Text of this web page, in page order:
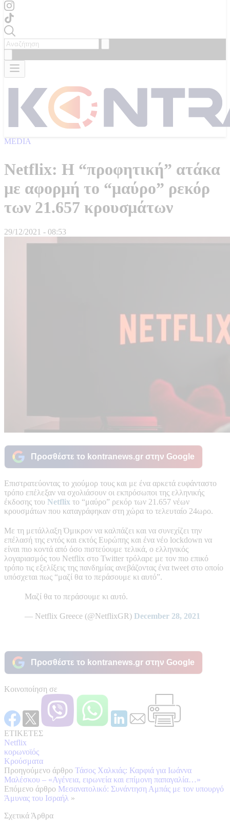
MEDIA
Netflix: Η “προφητική” ατάκα
με αφορμή το “μαύρο” ρεκόρ
των 21.657 κρουσμάτων
29/12/2021 - 08:53
Προσθέστε το kontranews.gr στην Google
Επιστρατεύοντας το χιούμορ τους και με ένα αρκετά ευφάνταστο
τρόπο επέλεξαν να σχολιάσουν οι εκπρόσωποι της ελληνικής
έκδοσης του Netflix το “μαύρο” ρεκόρ των 21.657 νέων
κρουσμάτων που καταγράφηκαν στη χώρα το τελευταίο 24ωρο.
Με τη μετάλλαξη Όμικρον να καλπάζει και να συνεχίζει την
επέλασή της εντός και εκτός Ευρώπης και ένα νέο lockdown να
είναι πιο κοντά από όσο πιστεύουμε τελικά, ο ελληνικός
λογαριασμός του Netflix στο Twitter τρόλαρε με τον πιο επικό
τρόπο τις εξελίξεις της πανδημίας ανεβάζοντας ένα tweet στο οποίο
υπόσχεται πως “μαζί θα το περάσουμε κι αυτό”.
Μαζί θα το περάσουμε κι αυτό.
— Netflix Greece (@NetflixGR) December 28, 2021
Προσθέστε το kontranews.gr στην Google
Κοινοποίηση σε
ΕΤΙΚΕΤΕΣ
Netflix
κορωνοϊός
Κρούσματα
Προηγούμενο άρθρο Τάσος Χαλκιάς: Καρφιά για Ιωάννα
Μαλέσκου – «Αγένεια, ειρωνεία και επίμονη παπαγαλία…»
Επόμενο άρθρο Μεσανατολικό: Συνάντηση Αμπάς με τον υπουργό
Άμυνας του Ισραήλ »
Σχετικά Άρθρα